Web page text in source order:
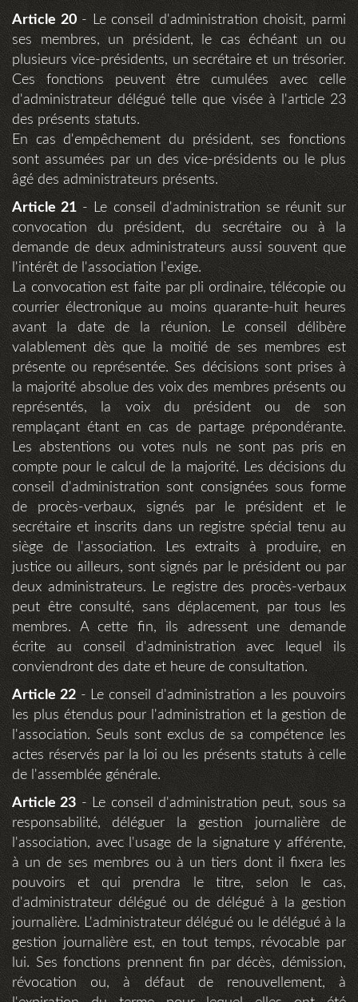
Article 20- Le conseil d'administration choisit, parmi
ses membres, un président, le cas échéant un ou
plusieurs vice-présidents, un secrétaire et un trésorier.
Ces fonctions peuvent être cumulées avec celle
d'administrateur délégué telle que visée à l'article 23
des présents statuts.
En cas d'empêchement du président, ses fonctions
sont assumées par un des vice-présidents ou le plus
âgé des administrateurs présents.
Article 21 - Le conseil d'administration se réunit sur
convocation du président, du secrétaire ou à la
demande de deux administrateurs aussi souvent que
l'intérêt de l'association l'exige.
La convocation est faite par pli ordinaire, télécopie ou
courrier électronique au moins quarante-huit heures
avant la date de la réunion. Le conseil délibère
valablement dès que la moitié de ses membres est
présente ou représentée. Ses décisions sont prises à
la majorité absolue des voix des membres présents ou
représentés, la voix du président ou de son
remplaçant étant en cas de partage prépondérante.
Les abstentions ou votes nuls ne sont pas pris en
compte pour le calcul de la majorité. Les décisions du
conseil d'administration sont consignées sous forme
de procès-verbaux, signés par le président et le
secrétaire et inscrits dans un registre spécial tenu au
siège de l'association. Les extraits à produire, en
justice ou ailleurs, sont signés par le président ou par
deux administrateurs. Le registre des procès-verbaux
peut être consulté, sans déplacement, par tous les
membres. A cette fin, ils adressent une demande
écrite au conseil d'administration avec lequel ils
conviendront des date et heure de consultation.
Article 22- Le conseil d'administration a les pouvoirs
les plus étendus pour l'administration et la gestion de
l'association. Seuls sont exclus de sa compétence les
actes réservés par la loi ou les présents statuts à celle
de l'assemblée générale.
Article 23 - Le conseil d'administration peut, sous sa
responsabilité, déléguer la gestion journalière de
l'association, avec l'usage de la signature y afférente,
à un de ses membres ou à un tiers dont il fixera les
pouvoirs et qui prendra le titre, selon le cas,
d'administrateur délégué ou de délégué à la gestion
journalière. L'administrateur délégué ou le délégué à la
gestion journalière est, en tout temps, révocable par
lui. Ses fonctions prennent fin par décès, démission,
révocation ou, à défaut de renouvellement, à